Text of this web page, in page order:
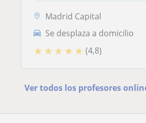
Madrid Capital
Se desplaza a domicilio
★ ★ ★ ★ ★ (4,8)
Ver todos los profesores